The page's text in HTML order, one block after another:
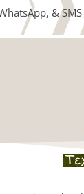
& SMS